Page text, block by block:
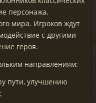
персонажа,
мира. Игроков ждут
с другими
героя.
направлениям:
пути, улучшению